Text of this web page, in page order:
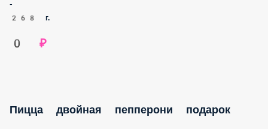
0 ₽
Двойная порция пепперони, моцарелла, перец чили,